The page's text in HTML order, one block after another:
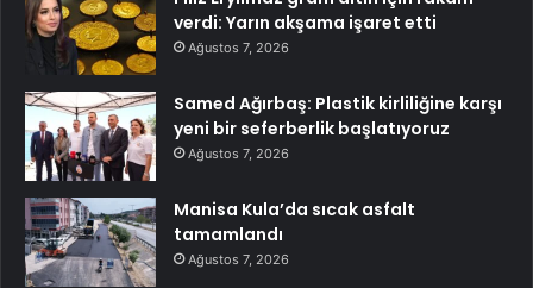
verdi: Yarın akşama işaret etti
Ağustos 7, 2026
Samed Ağırbaş: Plastik kirliliğine karşı
yeni bir seferberlik başlatıyoruz
Ağustos 7, 2026
Manisa Kula’da sıcak asfalt
tamamlandı
Ağustos 7, 2026